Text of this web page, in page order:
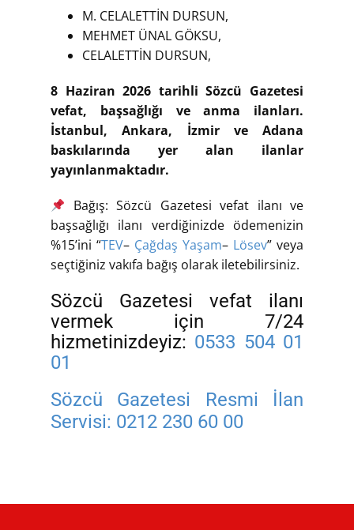
M. CELALETTİN DURSUN,
MEHMET ÜNAL GÖKSU,
CELALETTİN DURSUN,
8 Haziran 2026 tarihli Sözcü Gazetesi
vefat, başsağlığı ve anma ilanları.
İstanbul, Ankara, İzmir ve Adana
baskılarında yer alan ilanlar
yayınlanmaktadır.
Bağış: Sözcü Gazetesi vefat ilanı ve
başsağlığı ilanı verdiğinizde ödemenizin
%15’ini “TEV– Çağdaş Yaşam– Lösev” veya
seçtiğiniz vakıfa bağış olarak iletebilirsiniz.
Sözcü Gazetesi vefat ilanı
vermek için 7/24
hizmetinizdeyiz: 0533 504 01
01
Sözcü Gazetesi Resmi İlan
Servisi: 0212 230 60 00